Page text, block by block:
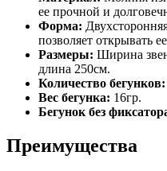
ее прочной и
Форма:
позволяет открывать
Размеры: Ширина
длина 250см.
Количество бегунков:
Вес бегунка: 16гр.
Бегунок без
Преимущества